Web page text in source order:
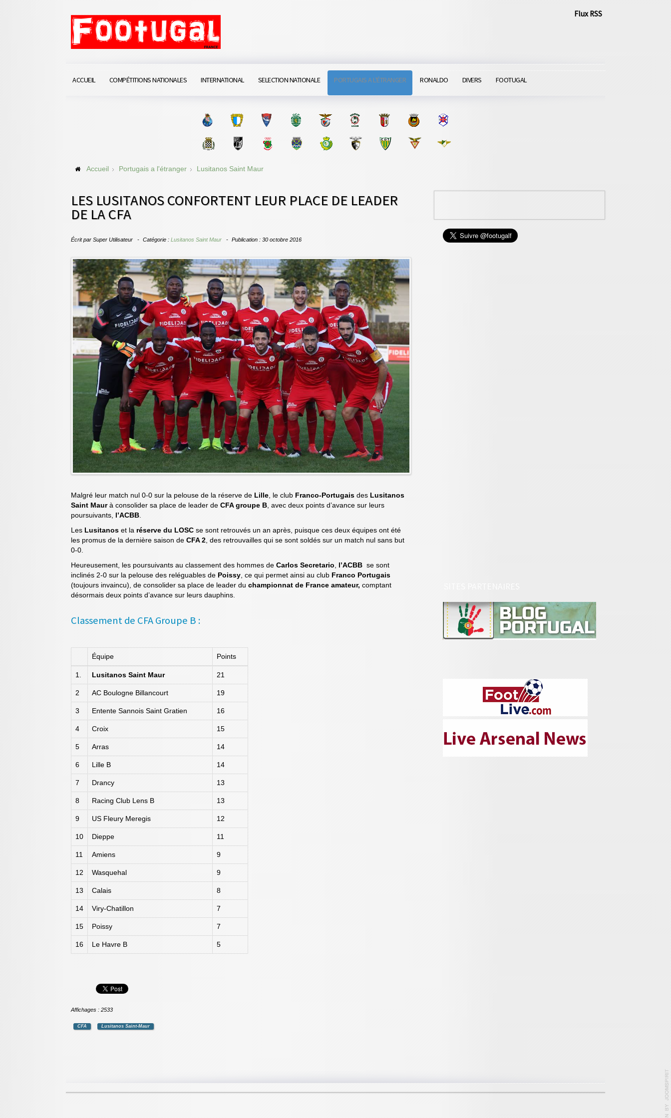
Flux RSS
ACCUEIL COMPÉTITIONS NATIONALES INTERNATIONAL SELECTION NATIONALE PORTUGAIS A L'ÉTRANGER RONALDO DIVERS FOOTUGAL
Accueil Portugais a l'étranger Lusitanos Saint Maur
LES LUSITANOS CONFORTENT LEUR PLACE DE LEADER
DE LA CFA
Écrit par Super Utilisateur Catégorie : Lusitanos Saint Maur Publication : 30 octobre 2016
Malgré leur match nul 0-0 sur la pelouse de la réserve de Lille, le club Franco-Portugais des Lusitanos
Saint Maurà consolider sa place de leader de CFA groupe B, avec deux points d’avance sur leurs
poursuivants,
l’ACBB.
Les Lusitanos et la réserve du LOSC se sont retrouvés un an après, puisque ces deux équipes ont été
les promus de la dernière saison de CFA 2, des retrouvailles qui se sont soldés sur un match nul sans but
0-0.
Heureusement, les poursuivants au classement des hommes de Carlos Secretario, l’ACBB se sont
inclinés 2-0 sur la pelouse des reléguables de Poissy, ce qui permet ainsi au club Franco Portugais
(toujours invaincu), de consolider sa place de leader du championnat de France amateur, comptant
désormais deux points d’avance sur leurs dauphins.
Classement de CFA Groupe B :
Équipe Points
1. Lusitanos Saint Maur 21
2 AC Boulogne Billancourt 19
3 Entente Sannois Saint Gratien 16
4 Croix 15
5 Arras 14
6 Lille B 14
7 Drancy 13
8 Racing Club Lens B 13
9 US Fleury Meregis 12
10 Dieppe 11
11 Amiens 9
12 Wasquehal 9
13 Calais 8
14 Viry-Chatillon 7
15 Poissy 7
16 Le Havre B 5
Affichages : 2533
CFA Lusitanos Saint-Maur
SITES PARTENAIRES